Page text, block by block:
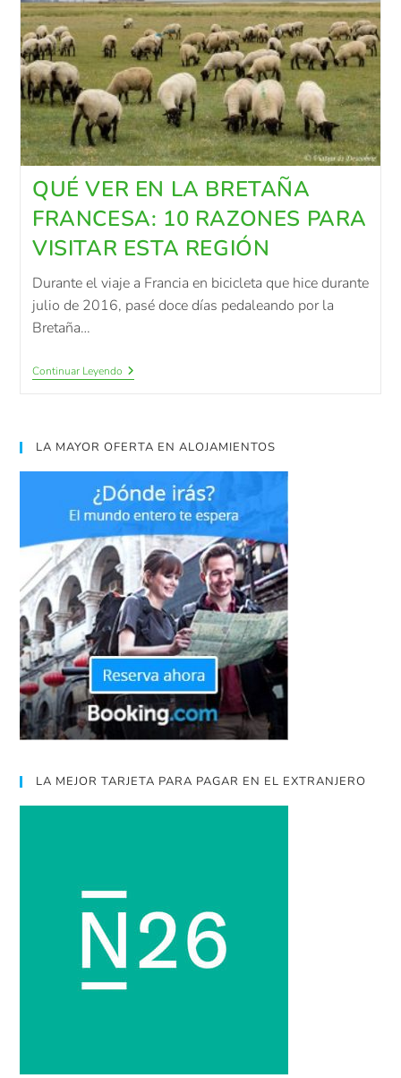
QUÉ VER EN LA BRETAÑA
FRANCESA: 10 RAZONES PARA
VISITAR ESTA REGIÓN
Durante el viaje a Francia en bicicleta que hice durante
julio de 2016, pasé doce días pedaleando por la
Bretaña…
Continuar Leyendo
LA MAYOR OFERTA EN ALOJAMIENTOS
LA MEJOR TARJETA PARA PAGAR EN EL EXTRANJERO